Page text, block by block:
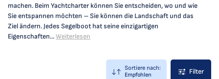
machen. Beim Yachtcharter können Sie entscheiden, wo und wie
Sie entspannen möchten – Sie können die Landschaft und das
Ziel ändern. Jedes Segelboot hat seine einzigartigen
Eigenschaften...Weiterlesen
Sortiere nach:
Empfohlen
Filter